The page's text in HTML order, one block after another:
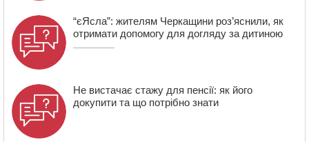
“єЯсла”: жителям Черкащини роз’яснили, як
отримати допомогу для догляду за дитиною
Не вистачає стажу для пенсії: як його
докупити та що потрібно знати